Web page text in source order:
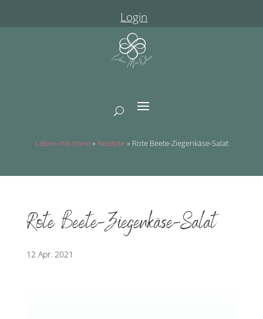
Login
Leben-mit-ohne» Rezepte» Rote Beete-Ziegenkäse-Salat
Rote Beete-Ziegenkäse-Salat
12 Apr. 2021